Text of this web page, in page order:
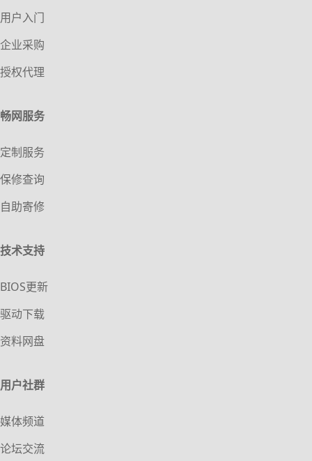
用户入门
企业采购
授权代理
畅网服务
定制服务
保修查询
自助寄修
技术支持
BIOS更新
驱动下载
资料网盘
用户社群
媒体频道
论坛交流